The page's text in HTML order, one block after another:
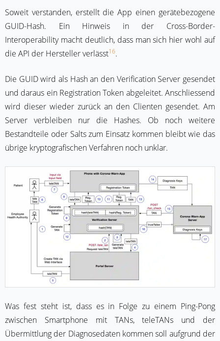
Soweit verstanden, erstellt die App einen gerätebezogene
GUID-Hash. Ein Hinweis in der Cross-Border-
Interoperability macht deutlich, dass man sich hier wohl auf
die API der Hersteller verlässt16.
Die GUID wird als Hash an den Verification Server gesendet
und daraus ein Registration Token abgeleitet. Anschliessend
wird dieser wieder zurück an den Clienten gesendet. Am
Server verbleiben nur die Hashes. Ob noch weitere
Bestandteile oder Salts zum Einsatz kommen bleibt wie das
übrige kryptografischen Verfahren noch unklar.
Was fest steht ist, dass es in Folge zu einem Ping-Pong
zwischen Smartphone mit TANs, teleTANs und der
Übermittlung der Diagnosedaten kommen soll aufgrund der